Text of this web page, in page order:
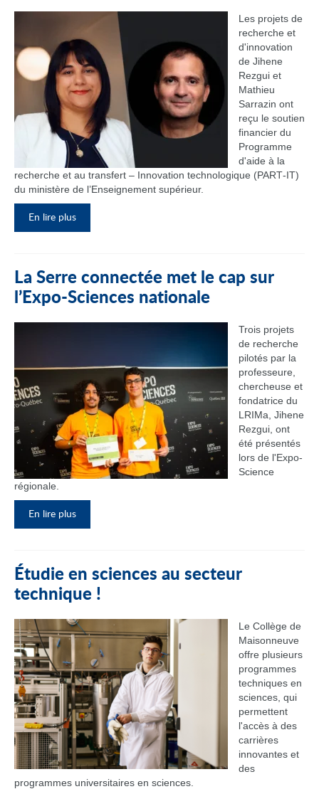
Les projets de
recherche et
d'innovation
de Jihene
Rezgui et
Mathieu
Sarrazin ont
reçu le soutien
financier du
Programme
d'aide à la
recherche et au transfert – Innovation technologique (PART‑IT)
du ministère de l’Enseignement supérieur.
En lire plus
La Serre connectée met le cap sur
l’Expo-Sciences nationale
Trois projets
de recherche
pilotés par la
professeure,
chercheuse et
fondatrice du
LRIMa, Jihene
Rezgui, ont
été présentés
lors de l'Expo-
Science
régionale.
En lire plus
Étudie en sciences au secteur
technique !
Le Collège de
Maisonneuve
offre plusieurs
programmes
techniques en
sciences, qui
permettent
l'accès à des
carrières
innovantes et
des
programmes universitaires en sciences.